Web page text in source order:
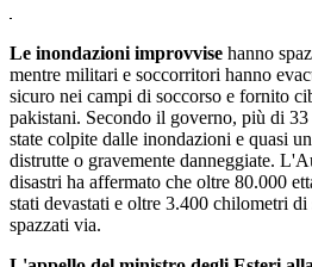
Le inondazioni improvvise hanno
mentre militari e soccorritori hanno
sicuro nei campi di soccorso e fornito
pakistani. Secondo il governo, più di
state colpite dalle inondazioni e quasi
distrutte o gravemente danneggiate.
disastri ha affermato che oltre 80.000
stati devastati e oltre 3.400 chilometri
spazzati via.